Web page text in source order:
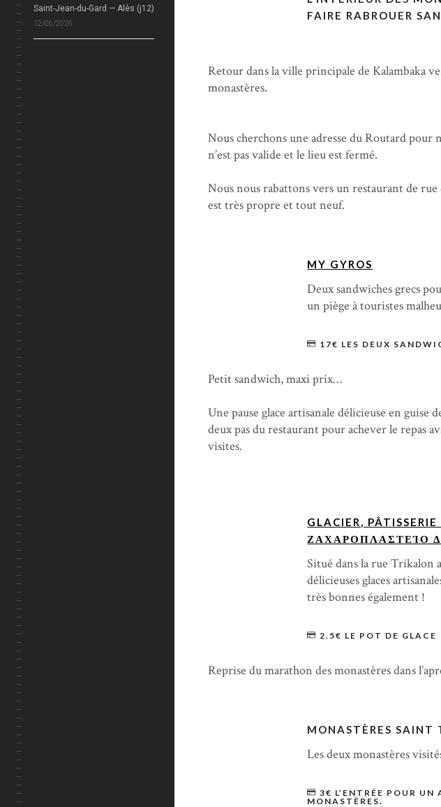
Saint-Jean-du-Gard — Alès (j12)
12/06/2026
FAIRE RABROUER
Retour dans la ville principale de Kalambaka
monastères.
Nous cherchons une adresse du Routard pour
n’est pas valide et le lieu est fermé.
Nous nous rabattons vers un restaurant de
est très propre et tout neuf.
MY GYROS
Deux sandwiches grecs
un piège à touristes
17€ LES DEUX
Petit sandwich, maxi prix…
Une pause glace artisanale délicieuse en
deux pas du restaurant pour achever le repas
visites.
GLACIER, PÂTISSERIE
ΖΑΧΑΡΟΠΛΑΣΤΕΊΟ
Situé dans la rue Trikalon
délicieuses glaces
très bonnes également !
2.5€ LE POT DE GLACE
Reprise du marathon des monastères dans
MONASTÈRES SAINT
Les deux monastères
3€ L’ENTRÉE POUR
MONASTÈRES.